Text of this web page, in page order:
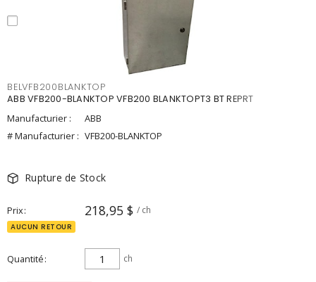
BELVFB200BLANKTOP
ABB VFB200-BLANKTOP VFB200 BLANKTOPT3 BT REPRT
Manufacturier :
ABB
# Manufacturier : VFB200-BLANKTOP
Rupture de Stock
Prix 218,95 $ / ch
AUCUN RETOUR
Quantité ch